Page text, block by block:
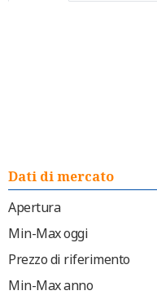
Dati di mercato
Apertura
Min-Max oggi
Prezzo di riferimento
Min-Max anno